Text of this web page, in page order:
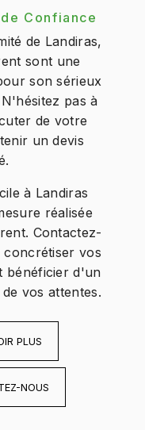
Confiance
de Landiras,
sont une
son sérieux
pas à
de votre
un devis
à Landiras
réalisée
Contactez-
vos
bénéficier d'un
vos attentes.
PLUS
NOUS